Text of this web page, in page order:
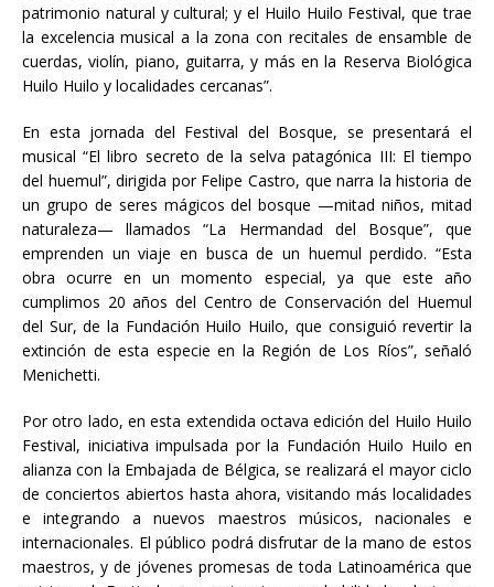
patrimonio natural y cultural; y el Huilo Huilo Festival, que trae
la excelencia musical a la zona con recitales de ensamble de
cuerdas, violín, piano, guitarra, y más en la Reserva Biológica
Huilo Huilo y localidades cercanas”.
En esta jornada del Festival del Bosque, se presentará el
musical “El libro secreto de la selva patagónica III: El tiempo
del huemul”, dirigida por Felipe Castro, que narra la historia de
un grupo de seres mágicos del bosque —mitad niños, mitad
naturaleza— llamados “La Hermandad del Bosque”, que
emprenden un viaje en busca de un huemul perdido. “Esta
obra ocurre en un momento especial, ya que este año
cumplimos 20 años del Centro de Conservación del Huemul
del Sur, de la Fundación Huilo Huilo, que consiguió revertir la
extinción de esta especie en la Región de Los Ríos”, señaló
Menichetti.
Por otro lado, en esta extendida octava edición del Huilo Huilo
Festival, iniciativa impulsada por la Fundación Huilo Huilo en
alianza con la Embajada de Bélgica, se realizará el mayor ciclo
de conciertos abiertos hasta ahora, visitando más localidades
e integrando a nuevos maestros músicos, nacionales e
internacionales. El público podrá disfrutar de la mano de estos
maestros, y de jóvenes promesas de toda Latinoamérica que